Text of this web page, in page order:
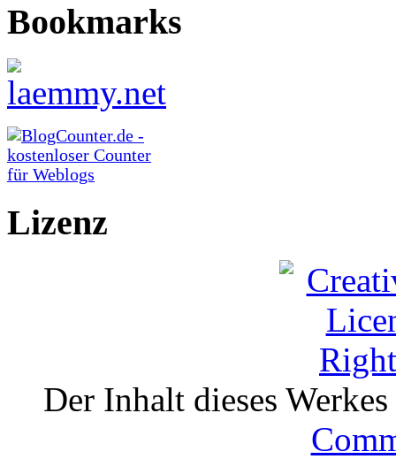
Bookmarks
Lizenz
Der Inhalt dieses